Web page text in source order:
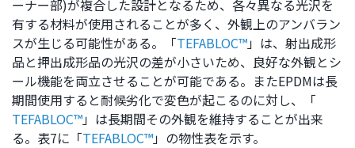
ーナー部)が複合した設計となるため、各々異なる光沢を
有する材料が使用されることが多く、外観上のアンバラン
スが生じる可能性がある。「TEFABLOC™」は、射出成形
品と押出成形品の光沢の差が小さいため、良好な外観とシ
ール機能を両立させることが可能である。またEPDMは長
期間使用すると耐候劣化で変色が起こるのに対し、「
TEFABLOC™」は長期間その外観を維持することが出来
る。表7に「TEFABLOC™」の物性表を示す。